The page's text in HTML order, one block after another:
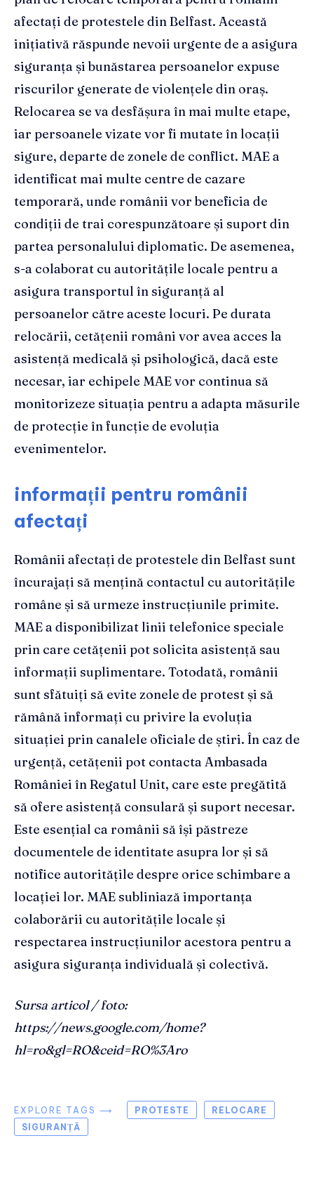
afectați de protestele din Belfast. Această
inițiativă răspunde nevoii urgente de a asigura
siguranța și bunăstarea persoanelor expuse
riscurilor generate de violențele din oraș.
Relocarea se va desfășura în mai multe etape,
iar persoanele vizate vor fi mutate în locații
sigure, departe de zonele de conflict. MAE a
identificat mai multe centre de cazare
temporară, unde românii vor beneficia de
condiții de trai corespunzătoare și suport din
partea personalului diplomatic. De asemenea,
s-a colaborat cu autoritățile locale pentru a
asigura transportul în siguranță al
persoanelor către aceste locuri. Pe durata
relocării, cetățenii români vor avea acces la
asistență medicală și psihologică, dacă este
necesar, iar echipele MAE vor continua să
monitorizeze situația pentru a adapta măsurile
de protecție în funcție de evoluția
evenimentelor.
informații pentru românii
afectați
Românii afectați de protestele din Belfast sunt
încurajați să mențină contactul cu autoritățile
române și să urmeze instrucțiunile primite.
MAE a disponibilizat linii telefonice speciale
prin care cetățenii pot solicita asistență sau
informații suplimentare. Totodată, românii
sunt sfătuiți să evite zonele de protest și să
rămână informați cu privire la evoluția
situației prin canalele oficiale de știri. În caz de
urgență, cetățenii pot contacta Ambasada
României în Regatul Unit, care este pregătită
să ofere asistență consulară și suport necesar.
Este esențial ca românii să își păstreze
documentele de identitate asupra lor și să
notifice autoritățile despre orice schimbare a
locației lor. MAE subliniază importanța
colaborării cu autoritățile locale și
respectarea instrucțiunilor acestora pentru a
asigura siguranța individuală și colectivă.
Sursa articol / foto:
https://news.google.com/home?
hl=ro&gl=RO&ceid=RO%3Aro
EXPLORE TAGS ⟶ PROTESTE
RELOCARE
SIGURANȚĂ